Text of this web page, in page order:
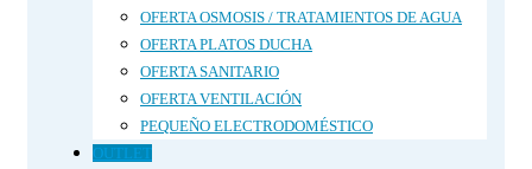
OFERTA OSMOSIS / TRATAMIENTOS DE AGUA
OFERTA PLATOS DUCHA
OFERTA SANITARIO
OFERTA VENTILACIÓN
PEQUEÑO ELECTRODOMÉSTICO
OUTLET